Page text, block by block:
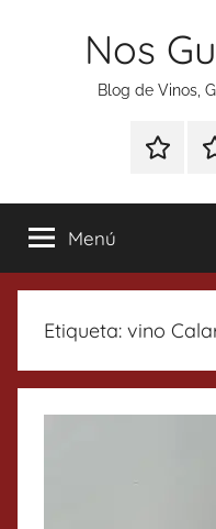
Nos
Blog de Vinos,
Especial
Tonics
Menú
Etiqueta: vino